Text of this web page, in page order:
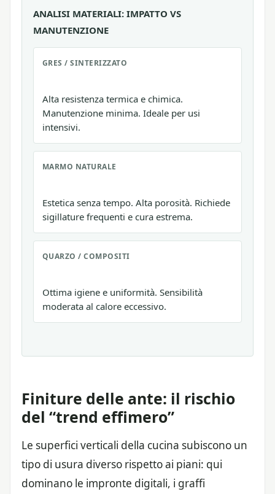
ANALISI MATERIALI: IMPATTO VS
MANUTENZIONE
GRES / SINTERIZZATO
Alta resistenza termica e chimica.
Manutenzione minima. Ideale per usi
intensivi.
MARMO NATURALE
Estetica senza tempo. Alta porosità. Richiede
sigillature frequenti e cura estrema.
QUARZO / COMPOSITI
Ottima igiene e uniformità. Sensibilità
moderata al calore eccessivo.
Finiture delle ante: il rischio
del “trend effimero”
Le superfici verticali della cucina subiscono un
tipo di usura diverso rispetto ai piani: qui
dominano le impronte digitali, i graffi